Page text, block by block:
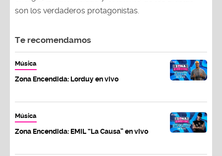
son los verdaderos protagonistas.
Te recomendamos
Música
Zona Encendida: Lorduy en vivo
Música
Zona Encendida: EMIL “La Causa” en vivo